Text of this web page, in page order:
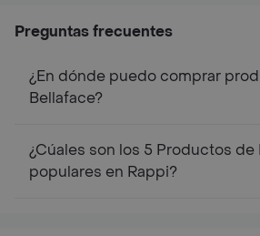
Preguntas frecuentes
¿En dónde puedo comprar
Bellaface?
¿Cúales son los 5 Productos de
populares en Rappi?